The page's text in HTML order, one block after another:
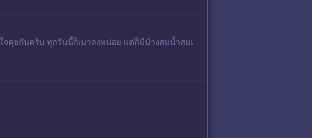
คุยกันคร้บ ทุกวันนี้ก็เบาลงหน่อย แต่ก็มีบ้างสมน้ำสมเ